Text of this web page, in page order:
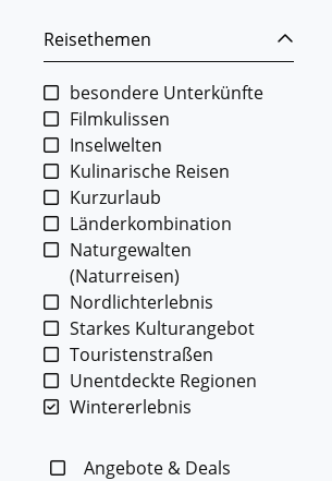
Reisethemen
besondere Unterkünfte
Filmkulissen
Inselwelten
Kulinarische Reisen
Kurzurlaub
Länderkombination
Naturgewalten
(Naturreisen)
Nordlichterlebnis
Starkes Kulturangebot
Touristenstraßen
Unentdeckte Regionen
Wintererlebnis
Angebote & Deals